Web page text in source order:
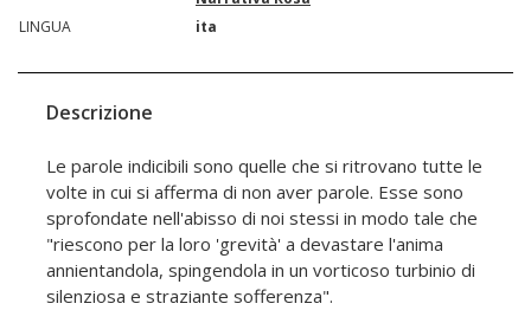
LINGUA
ita
Descrizione
Le parole indicibili sono quelle che si ritrovano tutte le
volte in cui si afferma di non aver parole. Esse sono
sprofondate nell'abisso di noi stessi in modo tale che
"riescono per la loro 'grevità' a devastare l'anima
annientandola, spingendola in un vorticoso turbinio di
silenziosa e straziante sofferenza".